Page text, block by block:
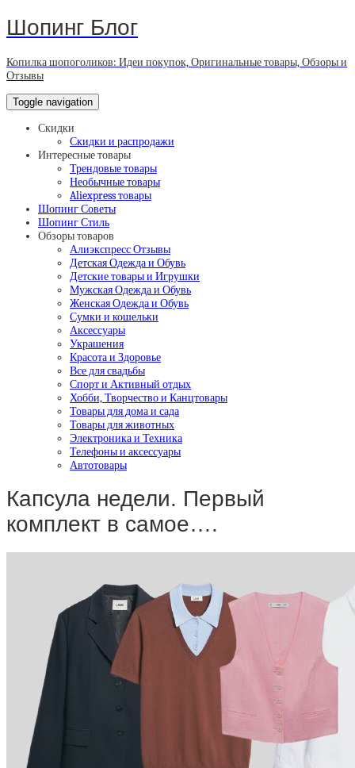
Шопинг Блог
Копилка шопоголиков: Идеи покупок, Оригинальные товары, Обзоры и
Отзывы
Toggle navigation
Скидки
Скидки и распродажи
Интересные товары
Трендовые товары
Необычные товары
Aliexpress товары
Шопинг Советы
Шопинг Стиль
Обзоры товаров
Алиэкспресс Отзывы
Детская Одежда и Обувь
Детские товары и Игрушки
Мужская Одежда и Обувь
Женская Одежда и Обувь
Сумки и кошельки
Аксессуары
Украшения
Красота и Здоровье
Все для свадьбы
Спорт и Активный отдых
Хобби, Творчество и Канцтовары
Товары для дома и сада
Товары для животных
Электроника и Техника
Телефоны и аксессуары
Автотовары
Капсула недели. Первый
комплект в самое….